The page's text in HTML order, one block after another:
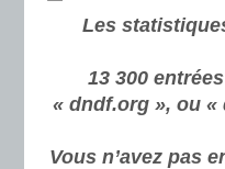
Les
13 300
« dndf.org », ou
Vous n’avez pas